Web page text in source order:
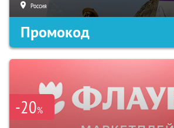
Россия
Промокод
-20%